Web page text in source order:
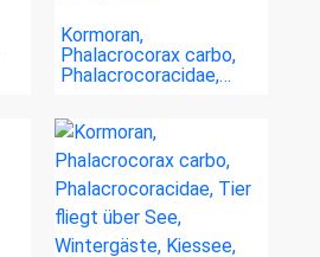
Kormoran,
Phalacrocorax carbo,
Phalacrocoracidae,…